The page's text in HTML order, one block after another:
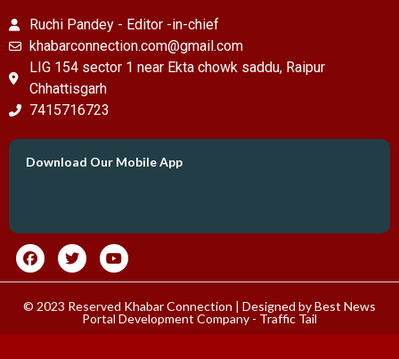
Ruchi Pandey - Editor -in-chief
khabarconnection.com@gmail.com
LIG 154 sector 1 near Ekta chowk saddu, Raipur
Chhattisgarh
7415716723
Download Our Mobile App
© 2023 Reserved Khabar Connection | Designed byBest News
Portal Development Company - Traffic Tail